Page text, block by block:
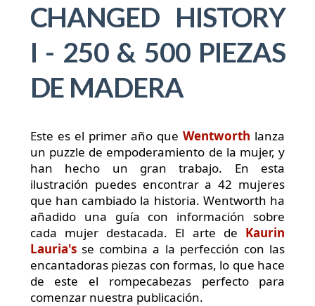
CHANGED HISTORY
I - 250 & 500 PIEZAS
DE MADERA
Este es el primer año queWentworth lanza
un puzzle de empoderamiento de la mujer, y
han hecho un gran trabajo. En esta
ilustración puedes encontrar a 42 mujeres
que han cambiado la historia. Wentworth ha
añadido una guía con información sobre
cada mujer destacada. El arte de Kaurin
Lauria'sse combina a la perfección con las
encantadoras piezas con formas, lo que hace
de este el rompecabezas perfecto para
comenzar nuestra publicación.